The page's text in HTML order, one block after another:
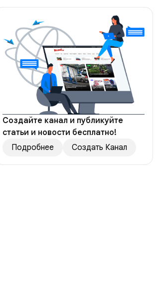
Создайте канал и публикуйте
статьи и новости бесплатно!
Подробнее
Создать Канал